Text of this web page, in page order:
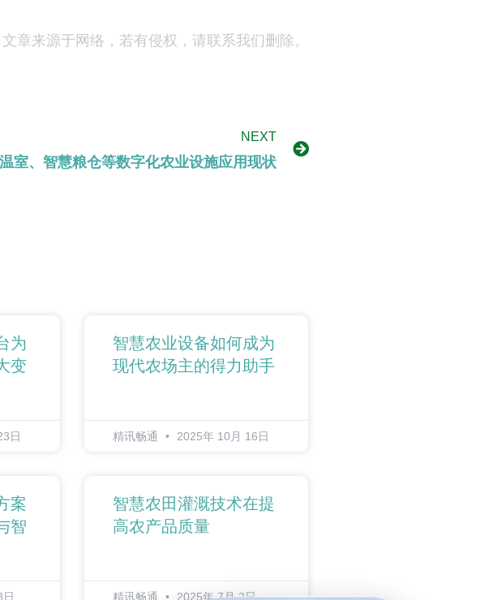
文章来源于网络，若有侵权，请联系我们删除。
NEXT
室、智慧粮仓等数字化农业设施应用现状
为
变
日
智慧农业设备如何成为
现代农场主的得力助手
精讯畅通 2025年 10月 16日
案
智
智慧农田灌溉技术在提
高农产品质量
精讯畅通 2025年 7月 2日